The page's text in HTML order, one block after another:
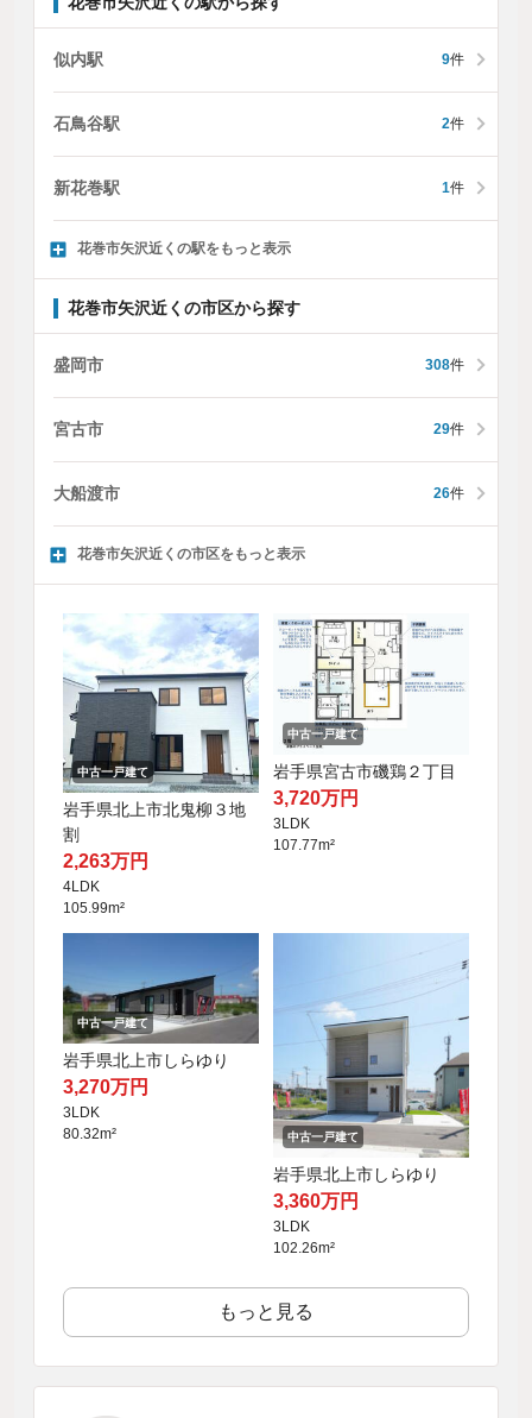
似内駅 9件
石鳥谷駅 2件
新花巻駅 1件
花巻市矢沢近くの駅をもっと表示
花巻市矢沢近くの市区から探す
盛岡市 308件
宮古市 29件
大船渡市 26件
花巻市矢沢近くの市区をもっと表示
中古一戸建て
岩手県北上市北鬼柳３地
割
2,263万円
4LDK
105.99m²
中古一戸建て
岩手県宮古市磯鶏２丁目
3,720万円
3LDK
107.77m²
中古一戸建て
岩手県北上市しらゆり
3,270万円
3LDK
80.32m²
中古一戸建て
岩手県北上市しらゆり
3,360万円
3LDK
102.26m²
もっと見る